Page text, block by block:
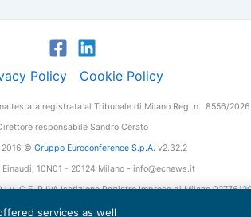
Policy Cookie Policy
testata registrata al Tribunale di Milano Reg. n. 8556/2026
responsabile Sandro Cerato
© Gruppo Euroconference S.p.A. v2.32.2
10N01 - 20124 Milano - info@ecnews.it
C.F. P.IVA Iscrizione Registro Imprese di Milano
services as well